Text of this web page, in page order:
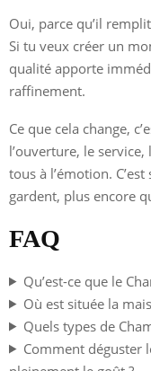
Oui, parce qu’il
Si tu veux créer un
qualité apporte
raffinement.
Ce que cela change,
l’ouverture, le
tous à l’émotion.
gardent, plus encore
FAQ
Qu’est-ce que le
Où est située la
Quels types de
Comment déguster